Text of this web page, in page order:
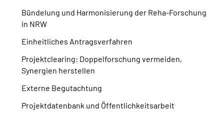
Leichte Sprache
Suche
Mein Kundenportal
Bündelung und Harmonisierung der Reha-Forschung
in NRW
Einheitliches Antragsverfahren
Projektclearing: Doppelforschung vermeiden,
Synergien herstellen
Externe Begutachtung
Projektdatenbank und Öffentlichkeitsarbeit